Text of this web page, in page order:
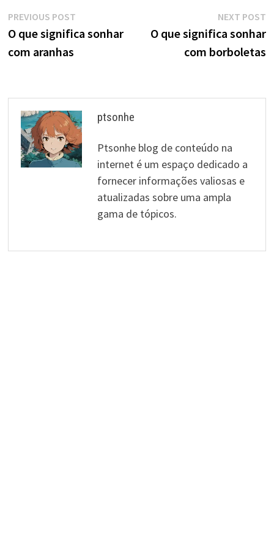
Navegação
de
PREVIOUS POSTPrevious
post:
O que significa sonhar
com aranhas
NEXT POST
O que significa sonhar
com borboletas
ptsonhe
Ptsonhe blog de conteúdo na
internet é um espaço dedicado a
fornecer informações valiosas e
atualizadas sobre uma ampla
gama de tópicos.